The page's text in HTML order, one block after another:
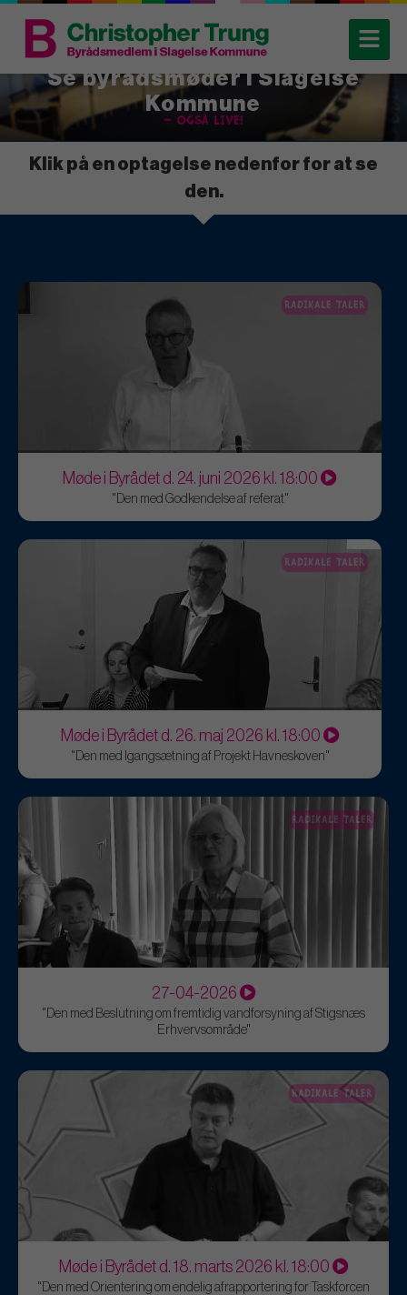
Se byrådsmøder i Slagelse
Kommune
– også live!
Klik på en optagelse nedenfor for at se
den.
RADIKALE TALER
Møde i Byrådet d. 24. juni 2026 kl. 18:00
"Den med Godkendelse af referat"
RADIKALE TALER
Møde i Byrådet d. 26. maj 2026 kl. 18:00
"Den med Igangsætning af Projekt Havneskoven"
RADIKALE TALER
27-04-2026
"Den med Beslutning om fremtidig vandforsyning af Stigsnæs
Erhvervsområde"
RADIKALE TALER
Møde i Byrådet d. 18. marts 2026 kl. 18:00
"Den med Orientering om endelig afrapportering for Taskforcen